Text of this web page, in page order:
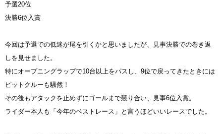
予選20位
決勝6位入賞
今回は予選での低迷が尾を引くかと思いましたが、見事決勝での巻き返
しを見せました。
特にオープニングラップで10台以上をパスし、9位で戻ってきたときには
ピットクルーも騒然！
その後もアタックを止めずにゴールまで競り合い、見事6位入賞。
ライダー本人も「今年のベストレース」と言うほどいいレースでした。